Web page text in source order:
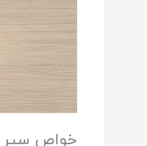
خواص سیر